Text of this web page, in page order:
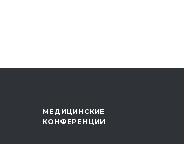
МЕДИЦИНСКИЕ
КОНФЕРЕНЦИИ